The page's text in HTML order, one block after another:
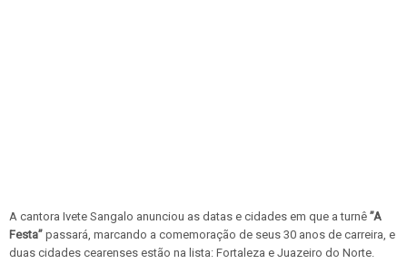
A cantora Ivete Sangalo anunciou as datas e cidades em que a turnê ”A
Festa” passará, marcando a comemoração de seus 30 anos de carreira, e
duas cidades cearenses estão na lista: Fortaleza e Juazeiro do Norte.